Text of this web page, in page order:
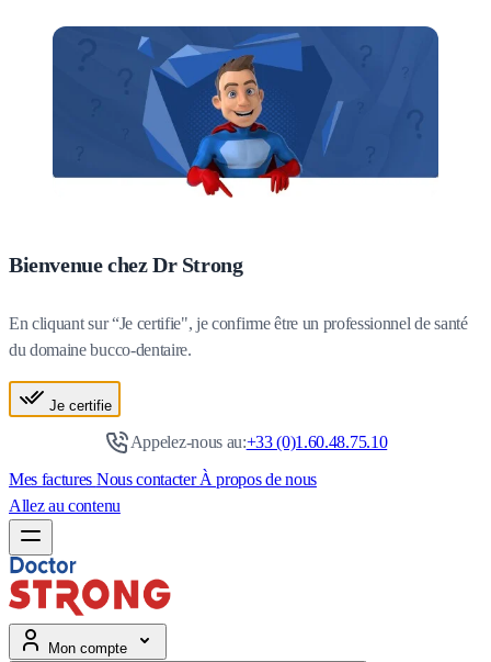
Bienvenue chez Dr Strong
En cliquant sur “Je certifie", je confirme être un professionnel de santé
du domaine bucco-dentaire.
Je certifie
Appelez-nous au:+33 (0)1.60.48.75.10
Mes factures Nous contacterÀ propos de nous
Allez au contenu
Mon compte